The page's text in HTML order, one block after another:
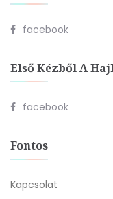
facebook
Első Kézből A
facebook
Fontos
Kapcsolat